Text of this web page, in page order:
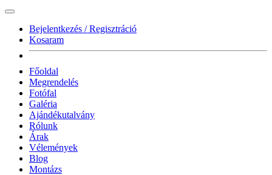
Bejelentkezés / Regisztráció
Kosaram
Főoldal
Megrendelés
Fotófal
Galéria
Ajándékutalvány
Rólunk
Árak
Vélemények
Blog
Montázs